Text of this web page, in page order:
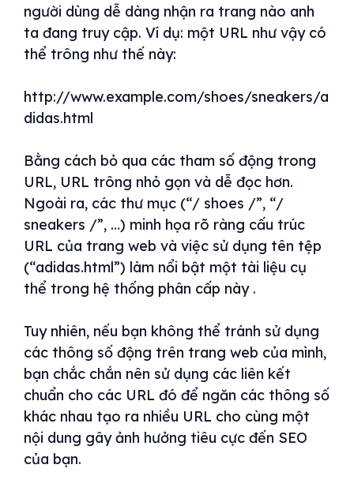
người dùng dễ dàng nhận ra trang nào anh
ta đang truy cập. Ví dụ: một URL như vậy có
thể trông như thế này:
http://www.example.com/shoes/sneakers/a
didas.html
Bằng cách bỏ qua các tham số động trong
URL, URL trông nhỏ gọn và dễ đọc hơn.
Ngoài ra, các thư mục (“/ shoes /”, “/
sneakers /”, …) minh họa rõ ràng cấu trúc
URL của trang web và việc sử dụng tên tệp
(“adidas.html”) làm nổi bật một tài liệu cụ
thể trong hệ thống phân cấp này .
Tuy nhiên, nếu bạn không thể tránh sử dụng
các thông số động trên trang web của mình,
bạn chắc chắn nên sử dụng các liên kết
chuẩn cho các URL đó để ngăn các thông số
khác nhau tạo ra nhiều URL cho cùng một
nội dung gây ảnh hưởng tiêu cực đến SEO
của bạn.